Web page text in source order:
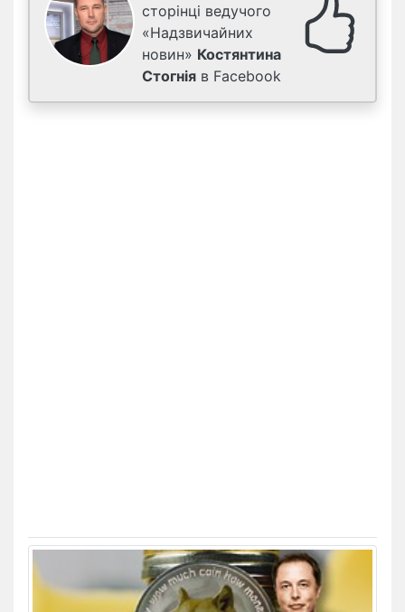
сторінці ведучого
«Надзвичайних
новин» Костянтина
Стогнія в Facebook